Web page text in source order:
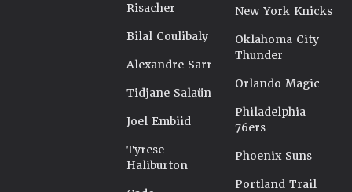
Risacher
Bilal Coulibaly
Alexandre Sarr
Tidjane Salaün
Joel Embiid
Tyrese
Haliburton
New York Knicks
Oklahoma City
Thunder
Orlando Magic
Philadelphia
76ers
Phoenix Suns
Portland Trail